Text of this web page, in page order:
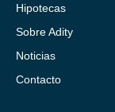
Hipotecas
Sobre Adity
Noticias
Contacto